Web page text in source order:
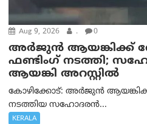
Aug 9, 2026 . 0
അർജുൻ ആയങ്കിക്ക്
ഫണ്ടിംഗ് നടത്തി;
ആയങ്കി അറസ്റ്റിൽ
കോഴിക്കോട്: അർജുൻ ആയങ്കിക്ക്
നടത്തിയ സഹോദരന്‍...
KERALA